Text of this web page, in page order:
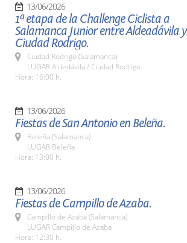
13/06/2026
1ª etapa de la Challenge Ciclista a
Salamanca Junior entre Aldeadávila y
Ciudad Rodrigo.
Ciudad Rodrigo (Salamanca)
LUGAR Aldedávila / Ciudad Rodrigo.
Hora: 16:00 h.
13/06/2026
Fiestas de San Antonio en Beleña.
Beleña (Salamanca)
LUGAR Beleña
Hora: 13:00 h.
13/06/2026
Fiestas de Campillo de Azaba.
Campillo de Azaba (Salamanca)
LUGAR Campillo de Azaba
Hora: 12:30 h.